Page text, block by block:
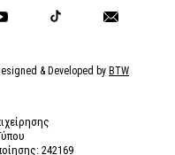
& Developed by BTW
242169